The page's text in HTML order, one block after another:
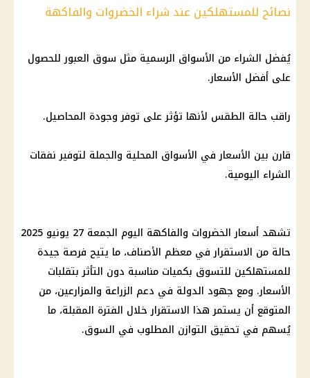
نصائح للمستهلكين عند شراء الخضروات والفاكهة
يُفضل الشراء من الأسواق الرسمية مثل سوق العبور للحصول
على أفضل الأسعار.
راقب حالة الطقس لأنها تؤثر على توفر وجودة المحاصيل.
قارن بين الأسعار في الأسواق المحلية والجملة لتوفير نفقات
الشراء اليومية.
تشهد أسعار الخضروات والفاكهة اليوم الجمعة 27 يونيو 2025
حالة من الاستقرار في معظم الأصناف، ما يتيح فرصة جيدة
للمستهلكين للتسوق بكميات مناسبة دون التأثر بتقلبات
الأسعار. ومع جهود الدولة في دعم الزراعة والمزارعين، من
المتوقع أن يستمر هذا الاستقرار خلال الفترة المقبلة، ما
يُسهم في تحقيق التوازن المطلوب في السوق.